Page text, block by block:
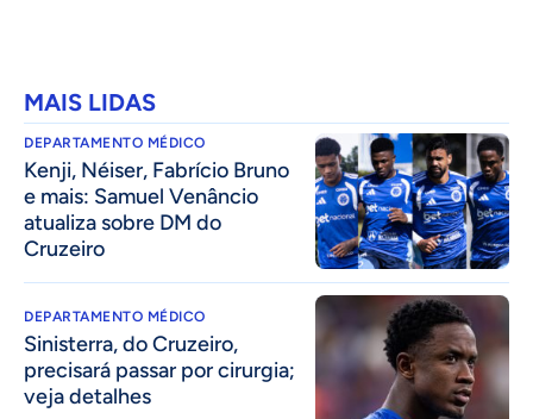
MAIS LIDAS
DEPARTAMENTO MÉDICO
Kenji, Néiser, Fabrício Bruno
e mais: Samuel Venâncio
atualiza sobre DM do
Cruzeiro
DEPARTAMENTO MÉDICO
Sinisterra, do Cruzeiro,
precisará passar por cirurgia;
veja detalhes